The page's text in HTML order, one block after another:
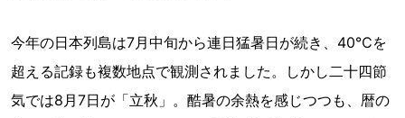
今年の日本列島は7月中旬から連日猛暑日が続き、40℃を
超える記録も複数地点で観測されました。しかし二十四節
気では8月7日が「立秋」。酷暑の余熱を感じつつも、暦の